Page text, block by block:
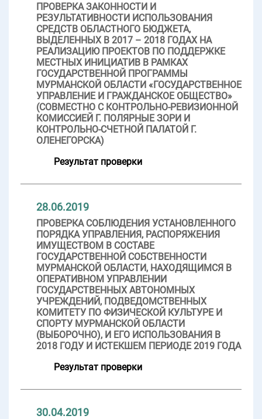
ПРОВЕРКА ЗАКОННОСТИ И
РЕЗУЛЬТАТИВНОСТИ ИСПОЛЬЗОВАНИЯ
СРЕДСТВ ОБЛАСТНОГО БЮДЖЕТА,
ВЫДЕЛЕННЫХ В 2017 – 2018 ГОДАХ НА
РЕАЛИЗАЦИЮ ПРОЕКТОВ ПО ПОДДЕРЖКЕ
МЕСТНЫХ ИНИЦИАТИВ В РАМКАХ
ГОСУДАРСТВЕННОЙ ПРОГРАММЫ
МУРМАНСКОЙ ОБЛАСТИ «ГОСУДАРСТВЕННОЕ
УПРАВЛЕНИЕ И ГРАЖДАНСКОЕ ОБЩЕСТВО»
(СОВМЕСТНО С КОНТРОЛЬНО-РЕВИЗИОННОЙ
КОМИССИЕЙ Г. ПОЛЯРНЫЕ ЗОРИ И
КОНТРОЛЬНО-СЧЕТНОЙ ПАЛАТОЙ Г.
ОЛЕНЕГОРСКА)
Результат проверки
28.06.2019
ПРОВЕРКА СОБЛЮДЕНИЯ УСТАНОВЛЕННОГО
ПОРЯДКА УПРАВЛЕНИЯ, РАСПОРЯЖЕНИЯ
ИМУЩЕСТВОМ В СОСТАВЕ
ГОСУДАРСТВЕННОЙ СОБСТВЕННОСТИ
МУРМАНСКОЙ ОБЛАСТИ, НАХОДЯЩИМСЯ В
ОПЕРАТИВНОМ УПРАВЛЕНИИ
ГОСУДАРСТВЕННЫХ АВТОНОМНЫХ
УЧРЕЖДЕНИЙ, ПОДВЕДОМСТВЕННЫХ
КОМИТЕТУ ПО ФИЗИЧЕСКОЙ КУЛЬТУРЕ И
СПОРТУ МУРМАНСКОЙ ОБЛАСТИ
(ВЫБОРОЧНО), И ЕГО ИСПОЛЬЗОВАНИЯ В
2018 ГОДУ И ИСТЕКШЕМ ПЕРИОДЕ 2019 ГОДА
Результат проверки
30.04.2019